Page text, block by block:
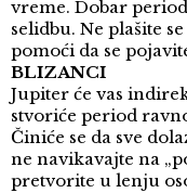
vreme. Dobar
selidbu. Ne plašite
pomoći da se
BLIZANCI
Jupiter će vas
stvoriće period
Činiće se da sve
ne navikavajte na
pretvorite u lenju